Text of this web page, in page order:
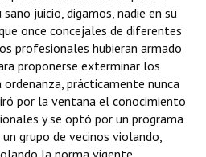
juicio, digamos, nadie en su
once concejales de diferentes
profesionales hubieran armado
proponerse exterminar los
ordenanza, prácticamente nunca
por la ventana el conocimiento
y se optó por un programa
grupo de vecinos violando,
la norma vigente.